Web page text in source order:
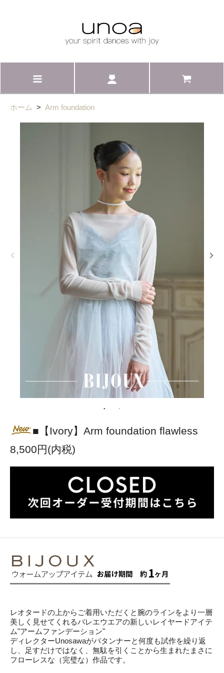
ホーム > Arm foundation
■【Ivory】Arm foundation flawless
8,500円(内税)
レオタードの上からご着用いただくと腕のラインをより一層
美しく見せてくれるバレエウエアの新しいレイヤードアイテ
ム"アームファンデーション"
ディレクターUnosawaがパタンナーと何度も試作を繰り返
し、足すだけではなく、無駄を引くことから生まれたまさに
フローレスな（完璧な）作品です。